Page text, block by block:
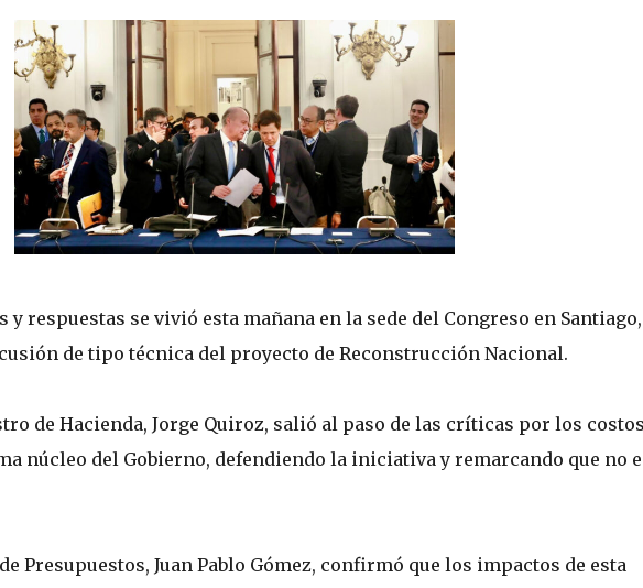
y respuestas se vivió esta mañana en la sede del Congreso en Santiago,
de tipo técnica del proyecto de Reconstrucción Nacional.
de Hacienda, Jorge Quiroz, salió al paso de las críticas por los
núcleo del Gobierno, defendiendo la iniciativa y remarcando que no
Presupuestos, Juan Pablo Gómez, confirmó que los impactos de esta